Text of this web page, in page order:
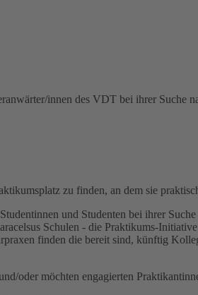
innen des VDT bei ihrer Suche
zu finden, an dem sie
und Studenten bei ihrer
Schulen - die Praktikums-
finden die bereit sind, künftig
oder möchten engagierten